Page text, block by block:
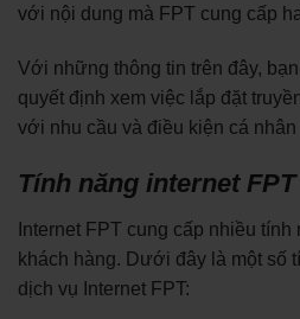
với nội dung mà FPT cung cấp
Với những thông tin trên đây,
quyết định xem việc lắp đặt
với nhu cầu và điều kiện cá
Tính năng internet FPT
Internet FPT cung cấp nhiều
khách hàng. Dưới đây là một số
dịch vụ Internet FPT: